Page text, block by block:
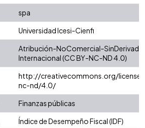
spa
Universidad Icesi-Cienfi
Atribución-NoComercial-
Internacional (CC BY-NC-ND 4.0)
http://creativecommons.org/
nc-nd/4.0/
Finanzas públicas
Índice de Desempeño Fiscal (IDF)